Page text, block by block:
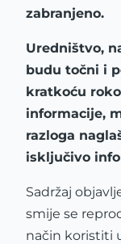
zabranjeno.
Uredništvo,
budu točni i
kratkoću
informacije,
razloga
isključivo
Sadržaj
smije se
način koristiti